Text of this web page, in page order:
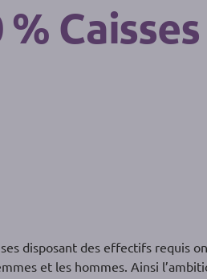
Caisses
disposant des effectifs requis
et les hommes. Ainsi